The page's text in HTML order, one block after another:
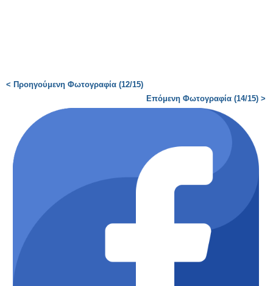
< Προηγούμενη Φωτογραφία (12/15)
Επόμενη Φωτογραφία (14/15) >